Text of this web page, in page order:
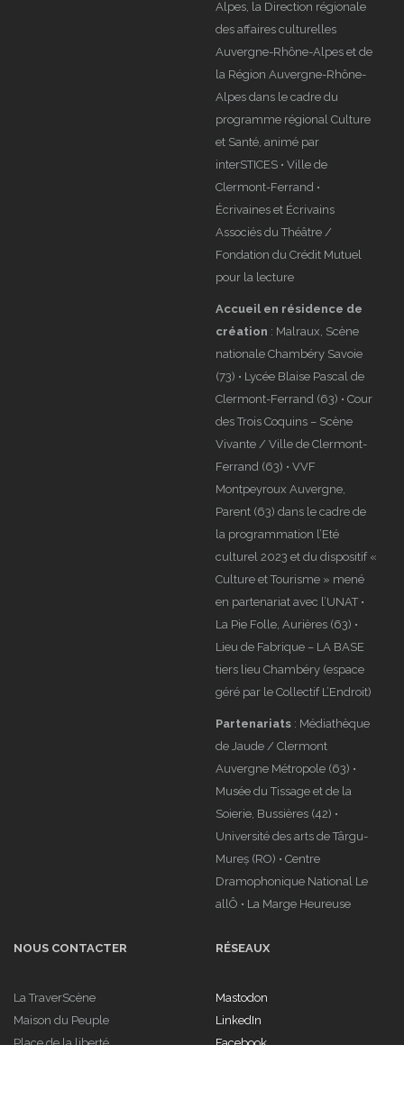
Écrivaines et Écrivains
Associés du Théâtre /
Fondation du Crédit Mutuel
pour la lecture
Accueil en résidence de
création
: Malraux, Scène
nationale Chambéry Savoie
(73) • Lycée Blaise Pascal de
Clermont-Ferrand (63) • Cour
des Trois Coquins – Scène
Vivante / Ville de Clermont-
Ferrand (63) • VVF
Parent (63) dans le cadre de
la programmation l’Eté
culturel 2023 et du dispositif «
Culture et Tourisme » mené
en partenariat avec l’UNAT •
La Pie Folle, Aurières (63) •
Lieu de Fabrique – LA BASE
tiers lieu Chambéry (espace
géré par le Collectif L’Endroit)
Partenariats
: Médiathèque
de Jaude / Clermont
Auvergne Métropole (63) •
Musée du Tissage et de la
Soierie, Bussières (42) •
Université des arts de Târgu-
Mureș (RO) • Centre
Dramophonique National Le
RÉSEAUX
Instagram
Soundcloud
Powered byMagnium - Premium Wordpress Theme